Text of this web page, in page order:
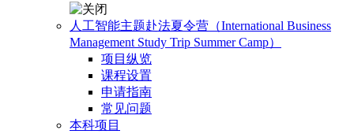
人工智能主题赴法夏令营（International Business
Management Study Trip Summer Camp）
项目纵览
课程设置
申请指南
常见问题
本科项目